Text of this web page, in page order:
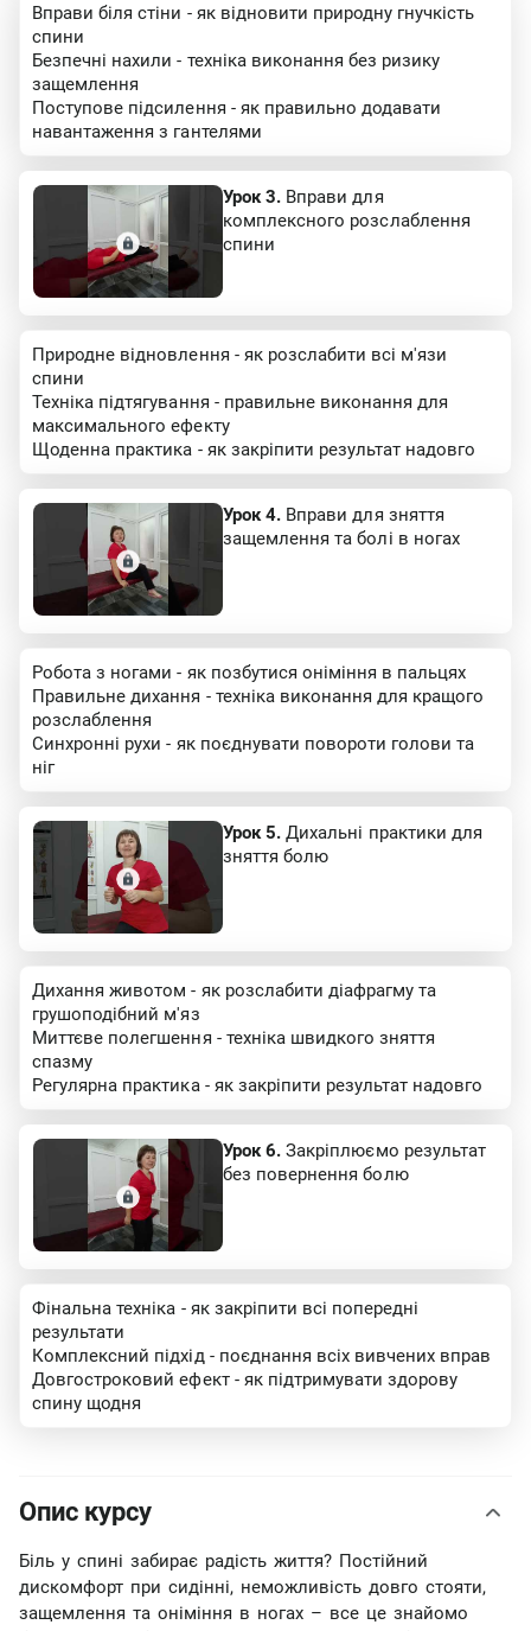
Вправи біля стіни - як відновити природну гнучкість
спини
Безпечні нахили - техніка виконання без ризику
защемлення
Поступове підсилення - як правильно додавати
навантаження з гантелями
Урок 3. Вправи для
комплексного розслаблення
спини
Природне відновлення - як розслабити всі м'язи
спини
Техніка підтягування - правильне виконання для
максимального ефекту
Щоденна практика - як закріпити результат надовго
Урок 4. Вправи для зняття
защемлення та болі в ногах
Робота з ногами - як позбутися оніміння в пальцях
Правильне дихання - техніка виконання для кращого
розслаблення
Синхронні рухи - як поєднувати повороти голови та
ніг
Урок 5. Дихальні практики для
зняття болю
Дихання животом - як розслабити діафрагму та
грушоподібний м'яз
Миттєве полегшення - техніка швидкого зняття
спазму
Регулярна практика - як закріпити результат надовго
Урок 6. Закріплюємо результат
без повернення болю
Фінальна техніка - як закріпити всі попередні
результати
Комплексний підхід - поєднання всіх вивчених вправ
Довгостроковий ефект - як підтримувати здорову
спину щодня
Опис курсу
Біль у спині забирає радість життя? Постійний
дискомфорт при сидінні, неможливість довго стояти,
защемлення та оніміння в ногах – все це знайомо